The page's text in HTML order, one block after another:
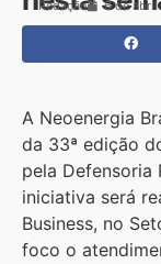
Redação 6 de abril
A Neoenergia
da 33ª edição
pela Defensoria
iniciativa será
Business, no
foco o